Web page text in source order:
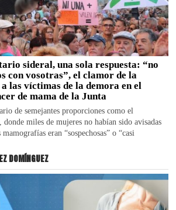
sideral, una sola respuesta: “no
con vosotras”, el clamor de la
las víctimas de la demora en el
de mama de la Junta
de semejantes proporciones como el
miles de mujeres no habían sido avisadas
eran “sospechosas” o “casi
DOMÍNGUEZ